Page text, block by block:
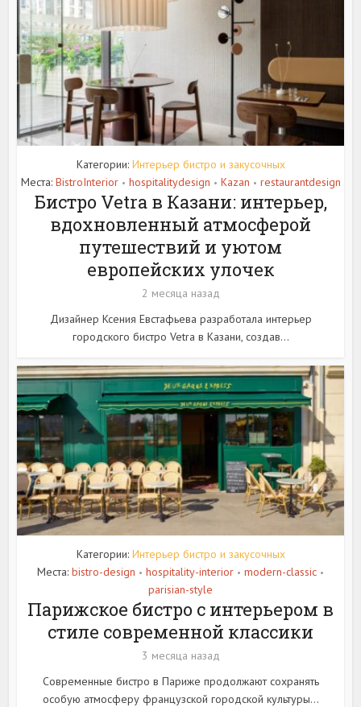
Категории: Интерьер бистро и закусочных
Места: BistroInterior • hospitalitydesign • Kazan • restaurantdesign
Бистро Vetra в Казани: интерьер,
вдохновленный атмосферой
путешествий и уютом
европейских улочек
2 месяца назад
Дизайнер Ксения Евстафьева разработала интерьер
городского бистро Vetra в Казани, создав...
Категории: Интерьер бистро и закусочных
Места: bistro-design • hospitality-interior • modern-classic •
parisian-style
Парижское бистро с интерьером в
стиле современной классики
3 месяца назад
Современные бистро в Париже продолжают сохранять
особую атмосферу французской городской культуры...